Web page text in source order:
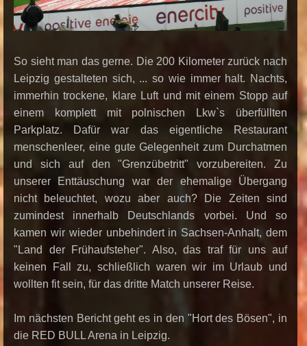
So sieht man das gerne. Die 200 Kilometer zurück nach
Leipzig gestalteten sich, ... so wie immer halt. Nachts,
immerhin trockene, klare Luft und mit einem Stopp auf
einem komplett mit polnischen Lkw`s überfüllten
Parkplatz. Dafür war das eigentliche Restaurant
menschenleer, eine gute Gelegenheit zum Durchatmen
und sich auf den "Grenzübetritt" vorzubereiten. Zu
unserer Enttäuschung war der ehemalige Übergang
nicht beleuchtet, wozu aber auch? Die Zeiten sind
zumindest innerhalb Deutschlands vorbei. Und so
kamen wir wieder unbehindert in Sachsen-Anhalt, dem
"Land der Frühaufsteher". Also, das traf für uns auf
keinen Fall zu, schließlich waren wir im Urlaub und
wollten fit sein, für das dritte Match unserer Reise.
Im nächsten Bericht geht es in den "Hort des Bösen", in
die RED BULL Arena in Leipzig.